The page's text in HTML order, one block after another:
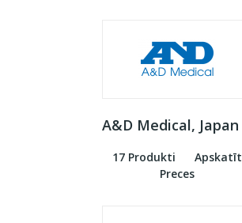
A&D Medical, Japan
17 Produkti
Apskatīt
Preces